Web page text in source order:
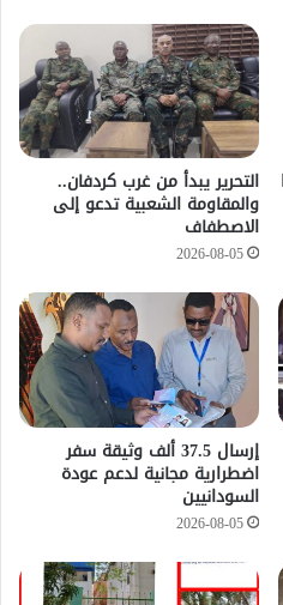
التحرير يبدأ من غرب كردفان..
والمقاومة الشعبية تدعو إلى
الاصطفاف
2026-08-05
إرسال 37.5 ألف وثيقة سفر
اضطرارية مجانية لدعم عودة
السودانيين
2026-08-05